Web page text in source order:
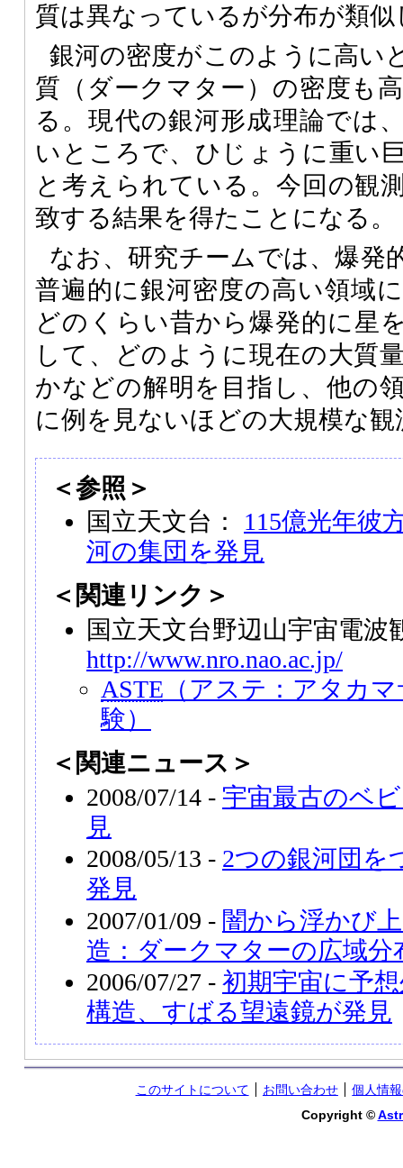
質は異なっているが分布が類
銀河の密度がこのように高い
質（ダークマター）の密度も
る。現代の銀河形成理論では
いところで、ひじょうに重い
と考えられている。今回の観
致する結果を得たことになる。
なお、研究チームでは、爆発
普遍的に銀河密度の高い領域
どのくらい昔から爆発的に星
して、どのように現在の大質
かなどの解明を目指し、他の
に例を見ないほどの大規模な
＜参照＞
国立天文台： 115億光年彼
河の集団を発見
＜関連リンク＞
国立天文台野辺山宇宙電波
http://www.nro.nao.ac.jp/
ASTE （アステ：アタカ
験）
＜関連ニュース＞
2008/07/14 - 宇宙最古のベ
見
2008/05/13 - 2つの銀河団を
発見
2007/01/09 - 闇から浮かび
造：ダークマターの広域分
2006/07/27 - 初期宇宙に予
構造、すばる望遠鏡が発見
このサイトについて お問い合わせ
個人情
Copyright ©